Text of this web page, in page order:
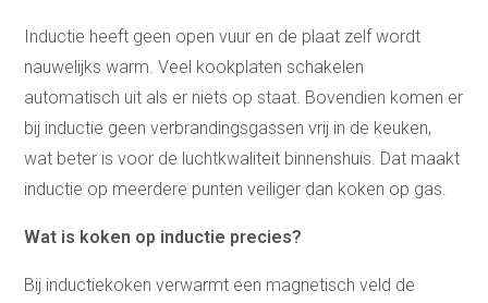
Inductie heeft geen open vuur en de plaat zelf wordt
nauwelijks warm. Veel kookplaten schakelen
automatisch uit als er niets op staat. Bovendien komen er
bij inductie geen verbrandingsgassen vrij in de keuken,
wat beter is voor de luchtkwaliteit binnenshuis. Dat maakt
inductie op meerdere punten veiliger dan koken op gas.
Wat is koken op inductie precies?
Bij inductiekoken verwarmt een magnetisch veld de